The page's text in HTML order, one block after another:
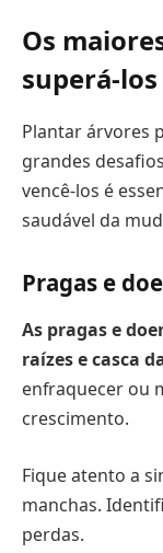
Os
superá-los
Plantar árvores
grandes
vencê-los é
saudável da
Pragas e
As pragas e
raízes e casca
enfraquecer ou
crescimento.
Fique atento a
manchas.
perdas.